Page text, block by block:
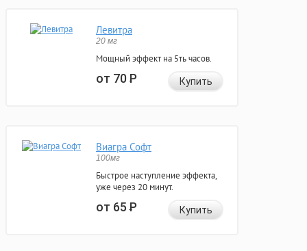
Левитра
20 мг
Мощный эффект на 5ть часов.
от 70Р Купить
Виагра Софт
100мг
Быстрое наступление эффекта,
уже через 20 минут.
от 65Р Купить